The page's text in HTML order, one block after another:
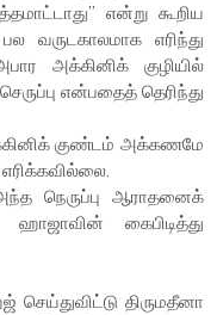
என்று கூறிய
வருடகாலமாக எரிந்து
அக்கினிக் குழியில்
என்பதைத் தெரிந்து
குண்டம் அக்கணமே
நெருப்பு ஆராதனைக்
கைபிடித்து
திருமதீனா